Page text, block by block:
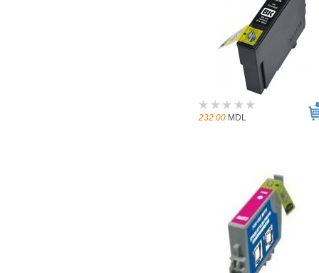
232.00 MDL